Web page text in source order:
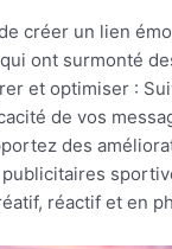
créer un lien
ont surmonté
et optimiser :
de vos
des
réactif et en